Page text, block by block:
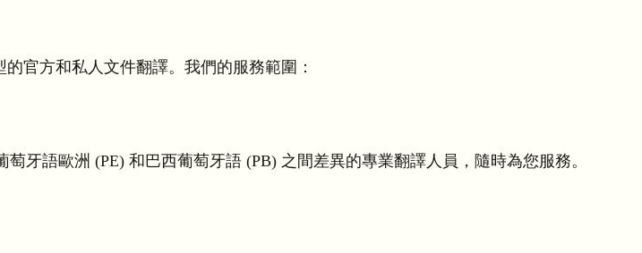
官方和私人文件翻譯。我們的服務範圍：
牙語歐洲 (PE) 和巴西葡萄牙語 (PB) 之間差異的專業翻譯人員，隨時為您服務。